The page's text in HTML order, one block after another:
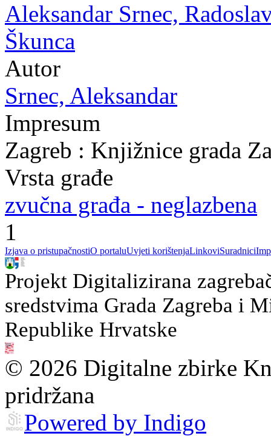
Aleksandar Srnec,
Škunca
Autor
Srnec, Aleksandar
Impresum
Zagreb : Knjižnice grada
Vrsta građe
zvučna građa - neglazbena
1
Izjava o pristupačnostiO portaluUvjeti korištenjaLinkoviSuradnici
Projekt Digitalizirana
sredstvima Grada Zagreba i
Republike Hrvatske
© 2026 Digitalne zbirke
pridržana
Powered by Indigo